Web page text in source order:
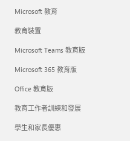
Microsoft 教育
教育裝置
Microsoft Teams 教育版
Microsoft 365 教育版
Office 教育版
教育工作者訓練和發展
學生和家長優惠